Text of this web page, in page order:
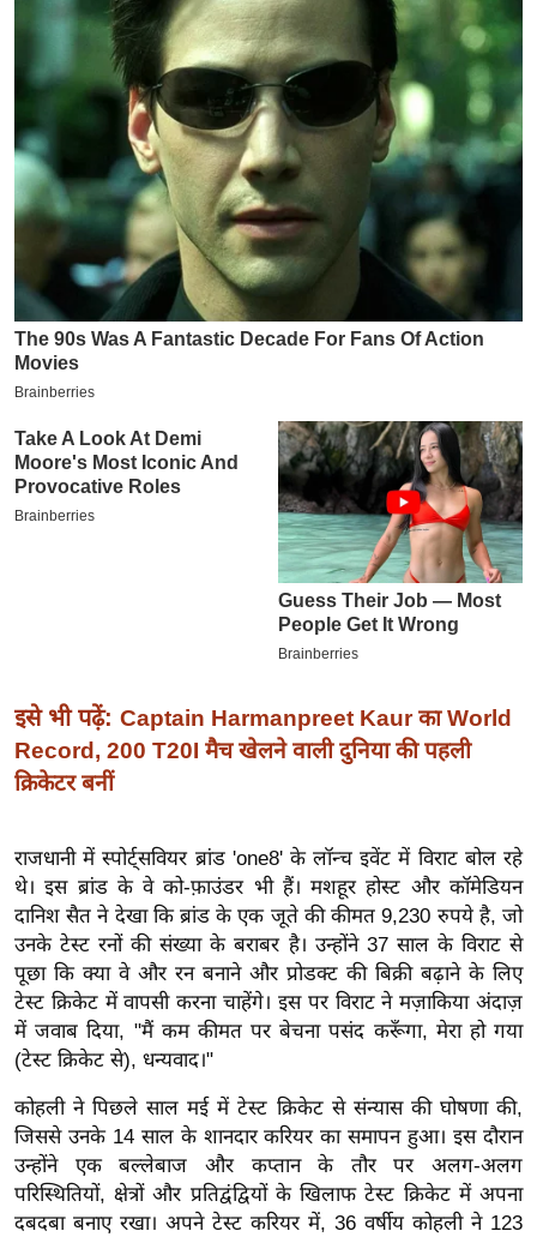
क्रि
ट
I
P
2
2
6
इ
म
ई
सा
ल
बे
सा
ल
श
ख्सि
य
त
यं
ग
इं
डि
या
सा
इसे भी पढ़ें: Captain Harmanpreet Kaur का World
Record, 200 T20I मैच खेलने वाली दुनिया की पहली
क्रिकेटर बनीं
राजधानी में स्पोर्ट्सवियर ब्रांड 'one8' के लॉन्च इवेंट में विराट बोल रहे
थे। इस ब्रांड के वे को-फ़ाउंडर भी हैं। मशहूर होस्ट और कॉमेडियन
दानिश सैत ने देखा कि ब्रांड के एक जूते की कीमत 9,230 रुपये है, जो
उनके टेस्ट रनों की संख्या के बराबर है। उन्होंने 37 साल के विराट से
पूछा कि क्या वे और रन बनाने और प्रोडक्ट की बिक्री बढ़ाने के लिए
टेस्ट क्रिकेट में वापसी करना चाहेंगे। इस पर विराट ने मज़ाकिया अंदाज़
में जवाब दिया, "मैं कम कीमत पर बेचना पसंद करूँगा, मेरा हो गया
(टेस्ट क्रिकेट से), धन्यवाद।"
कोहली ने पिछले साल मई में टेस्ट क्रिकेट से संन्यास की घोषणा की,
जिससे उनके 14 साल के शानदार करियर का समापन हुआ। इस दौरान
उन्होंने एक बल्लेबाज और कप्तान के तौर पर अलग-अलग
परिस्थितियों, क्षेत्रों और प्रतिद्वंद्वियों के खिलाफ टेस्ट क्रिकेट में अपना
दबदबा बनाए रखा। अपने टेस्ट करियर में, 36 वर्षीय कोहली ने 123